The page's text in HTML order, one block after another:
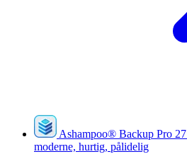
Ashampoo® Backup Pro 27
moderne, hurtig, pålidelig